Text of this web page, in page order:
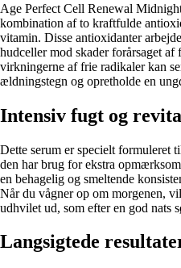
Age Perfect Cell Renewal
kombination af to kraftfulde
vitamin. Disse antioxidanter
hudceller mod skader forårsaget af
virkningerne af frie radikaler kan
ældningstegn og opretholde en
Intensiv fugt og
Dette serum er specielt formuleret
den har brug for ekstra
en behagelig og smeltende
Når du vågner op om morgenen,
udhvilet ud, som efter en god nats
Langsigtede